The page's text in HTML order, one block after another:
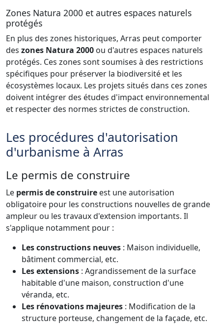
Zones Natura 2000 et autres espaces naturels
protégés
En plus des zones historiques, Arras peut comporter
des zones Natura 2000 ou d'autres espaces naturels
protégés. Ces zones sont soumises à des restrictions
spécifiques pour préserver la biodiversité et les
écosystèmes locaux. Les projets situés dans ces zones
doivent intégrer des études d'impact environnemental
et respecter des normes strictes de construction.
Les procédures d'autorisation
d'urbanisme à Arras
Le permis de construire
Le permis de construire est une autorisation
obligatoire pour les constructions nouvelles de grande
ampleur ou les travaux d'extension importants. Il
s'applique notamment pour :
Les constructions neuves : Maison individuelle,
bâtiment commercial, etc.
Les extensions : Agrandissement de la surface
habitable d'une maison, construction d'une
véranda, etc.
Les rénovations majeures : Modification de la
structure porteuse, changement de la façade, etc.